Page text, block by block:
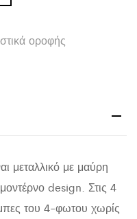
οροφής
μεταλλικό με μαύρη
design. Στις 4
του 4-φωτου χωρίς